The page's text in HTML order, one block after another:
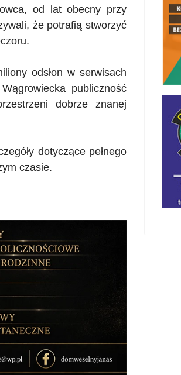
od lat obecny przy
że potrafią stworzyć
odsłon w serwisach
publiczność
dobrze znanej
dotyczące pełnego
czasie.